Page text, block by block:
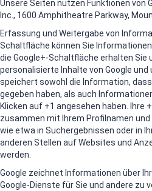
Unsere Seiten nutzen Funktionen von
Inc., 1600 Amphitheatre Parkway,
Erfassung und Weitergabe von
Schaltfläche können Sie
die Google+-Schaltfläche erhalten Sie
personalisierte Inhalte von Google und
speichert sowohl die Information,
gegeben haben, als auch
Klicken auf +1 angesehen haben. Ihre
zusammen mit Ihrem Profilnamen und
wie etwa in Suchergebnissen oder in
anderen Stellen auf Websites und
werden.
Google zeichnet Informationen über
Google-Dienste für Sie und andere zu